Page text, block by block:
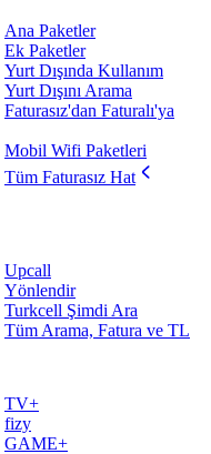
Ana Paketler
Ek Paketler
Yurt Dışında Kullanım
Yurt Dışını Arama
Faturasız'dan Faturalı'ya
Mobil Wifi Paketleri
Tüm Faturasız Hat
Upcall
Yönlendir
Turkcell Şimdi Ara
Tüm Arama, Fatura ve TL
TV+
fizy
GAME+